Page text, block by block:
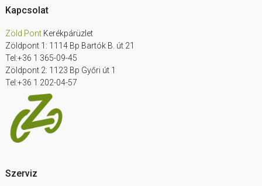
Footer
Kapcsolat
Zöld PontKerékpárüzlet
Zöldpont 1: 1114 Bp Bartók B. út 21
Tel:+36 1 365-09-45
Zöldpont 2: 1123 Bp Győri út 1
Tel:+36 1 202-04-57
Szerviz